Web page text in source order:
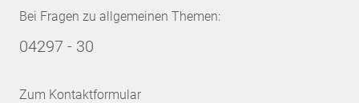
Bei Fragen zu allgemeinen Themen:
04297 - 30
Zum Kontaktformular